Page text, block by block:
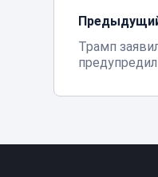
Трамп